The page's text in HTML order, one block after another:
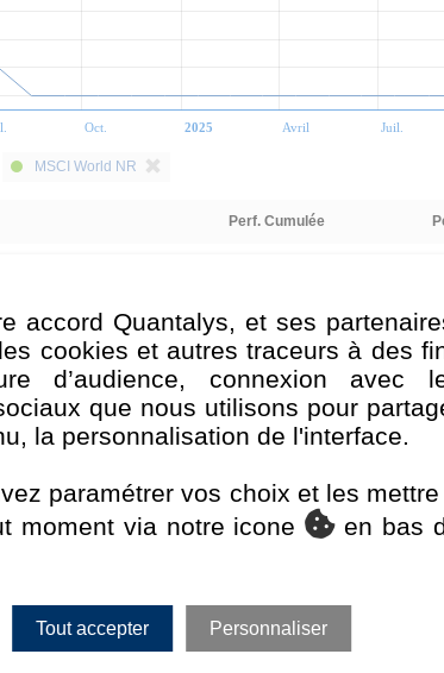
Oct. 2025 Avril Juil.
MSCI World NR
Perf. Cumulée
7,61 %
accord Quantalys, et ses
cookies et autres traceurs à des
d’audience, connexion avec
que nous utilisons pour
la personnalisation de l'interface.
paramétrer vos choix et les
moment via notre icone
en bas
Tout accepter Personnaliser